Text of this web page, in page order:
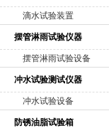
滴水试验装置
摆管淋雨试验仪器
摆管淋雨试验设备
冲水试验测试仪器
冲水试验设备
防锈油脂试验箱